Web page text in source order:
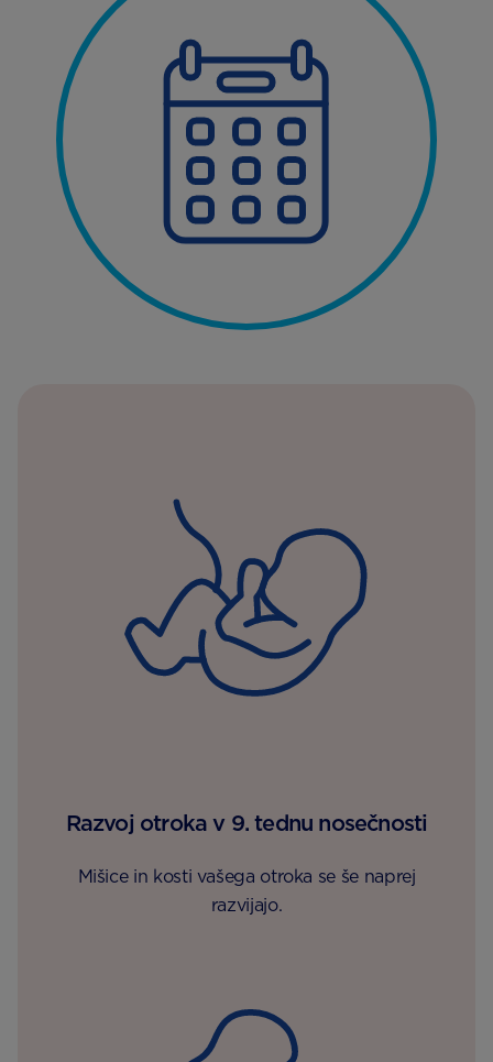
Razvoj otroka v 9. tednu nosečnosti
Mišice in kosti vašega otroka se še naprej
razvijajo.